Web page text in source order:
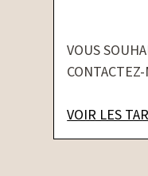
VOUS
VOIR LES